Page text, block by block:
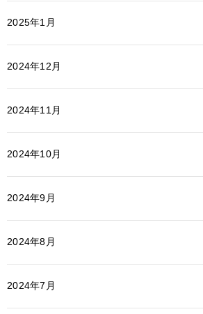
2025年1月
2024年12月
2024年11月
2024年10月
2024年9月
2024年8月
2024年7月